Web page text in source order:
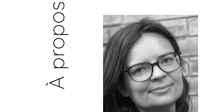
À propos